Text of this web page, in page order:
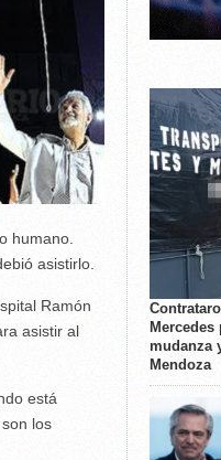
humano.
asistirlo.
Ramón
asistir al
está
los
Mercedes
mudanza
Mendoza